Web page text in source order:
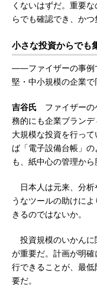
くないはずだ。重要
らでも確認でき、かつ
小さな投資からでも
――ファイザーの事例
堅・中小規模の企業で
吉谷氏 ファイザーの
務的にも企業ブランデ
大規模な投資を行っ
ば「電子設備台帳」
も、紙中心の管理か
日本人は元来、分析
うなツールの助けに
きるのではないか。
投資規模のいかんに
が重要だ。計画が明
行できることが、最
要だ。